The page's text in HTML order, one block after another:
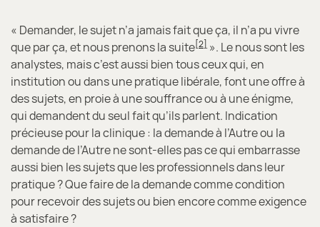
« Demander, le sujet n’a jamais fait que ça, il n’a pu vivre
que par ça, et nous prenons la suite[2] ». Le nous sont les
analystes, mais c’est aussi bien tous ceux qui, en
institution ou dans une pratique libérale, font une offre à
des sujets, en proie à une souffrance ou à une énigme,
qui demandent du seul fait qu’ils parlent. Indication
précieuse pour la clinique : la demande à l’Autre ou la
demande de l’Autre ne sont-elles pas ce qui embarrasse
aussi bien les sujets que les professionnels dans leur
pratique ? Que faire de la demande comme condition
pour recevoir des sujets ou bien encore comme exigence
à satisfaire ?